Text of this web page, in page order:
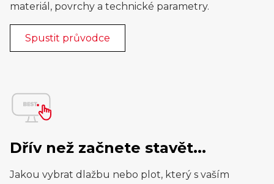
materiál, povrchy a technické parametry.
Spustit průvodce
Dřív než začnete stavět...
Jakou vybrat dlažbu nebo plot, který s vaším